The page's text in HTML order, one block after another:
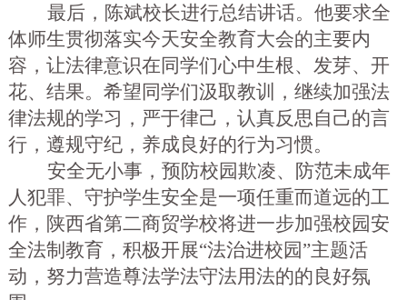
最后，陈斌校长进行总结讲话。他要求全
体师生贯彻落实今天安全教育大会的主要内
容，让法律意识在同学们心中生根、发芽、开
花、结果。希望同学们汲取教训，继续加强法
律法规的学习，严于律己，认真反思自己的言
行，遵规守纪，养成良好的行为习惯。
安全无小事，预防校园欺凌、防范未成年
人犯罪、守护学生安全是一项任重而道远的工
作，陕西省第二商贸学校将进一步加强校园安
全法制教育，积极开展“法治进校园”主题活
动，努力营造尊法学法守法用法的的良好氛